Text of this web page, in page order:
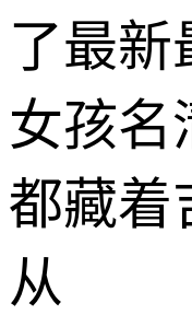
了最新
女孩名
都藏着
从